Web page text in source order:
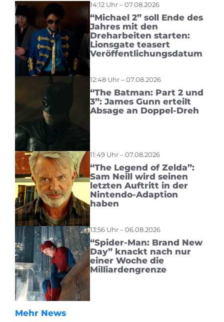
14:12 Uhr – 07.08.2026
“Michael 2” soll Ende des
Jahres mit den
Dreharbeiten starten:
Lionsgate teasert
Veröffentlichungsdatum
12:48 Uhr – 07.08.2026
“The Batman: Part 2 und
3”: James Gunn erteilt
Absage an Doppel-Dreh
11:49 Uhr – 07.08.2026
“The Legend of Zelda”:
Sam Neill wird seinen
letzten Auftritt in der
Nintendo-Adaption
haben
13:56 Uhr – 06.08.2026
“Spider-Man: Brand New
Day” knackt nach nur
einer Woche die
Milliardengrenze
Mehr News